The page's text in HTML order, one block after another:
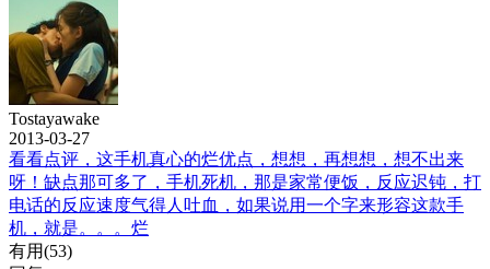
Tostayawake
2013-03-27
看看点评，这手机真心的烂优点，想想，再想想，想不出来
呀！缺点那可多了，手机死机，那是家常便饭，反应迟钝，打
电话的反应速度气得人吐血，如果说用一个字来形容这款手
机，就是。。。烂
有用(53)